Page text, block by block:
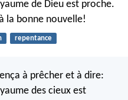
de Dieu est proche.
la bonne nouvelle!
repentance
à prêcher et à dire:
des cieux est